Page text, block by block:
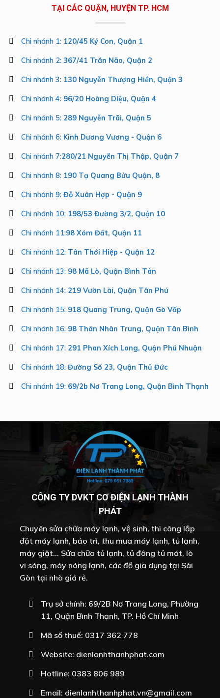
TẠI CÁC QUẬN, HUYỆN TP. HCM
Chi nhánh 1: 120/45 Ký Con, Quận 1
Chi nhánh 2: 367/41 Trần Não, Quận 2
Chi nhánh 3: 130 Nguyễn Thượng Hiền, Quận 3
Chi nhánh 4: 96/20 Hoàng Diệu, Quận 4
Chi nhánh 5: 289 Nguyễn Trãi, Quận 5
Chi nhánh 6: Kinh Dương Vương - Quận 6
Chi nhánh 7:280/21 Nguyễn Thị Thập, Quận 7
Chi nhánh 8: 190 Tạ Quang Bửu Quận, 8
Chi nhánh 9: Đỗ Xuân Hợp - Quận 9
Chi nhánh 10: 198/53 Đường 3/2, Quận 10
Chi nhánh 11:98 Xóm Đất, Quận 11
Chi nhánh 12: Tân Thới Hiệp - Quận 12
Chi nhánh 13: 98 Mã Lò, Quận Bình Tân
Chi nhánh 14: 219 Vườn Lài, Quận Tân Phú
Chi nhánh 15: 918 Quang Trung, Quận Gò Vấp
Chi nhánh 16: 98 Thân Nhân Trung, Quận Tân Bình
Chi nhánh 17: 291 Phan Xích Long, Quận Phú Nhuận
Chi nhánh 18: Đường Số 23, Quận Thủ Đức
Chi nhánh 19: 69/2b Nơ Trang Long, Quận Bình Thạnh
CÔNG TY DVKT CƠ ĐIỆN LẠNH THÀNH
PHÁT
Chuyên sửa chữa máy lạnh, vệ sinh, thi công lắp
đặt máy lạnh, bảo trì, thu mua máy lạnh, tủ lạnh,
máy giặt... Sửa chữa tủ lạnh, tủ đông tủ mát, lò
vi sóng, máy nóng lạnh, các đồ gia dụng tại Sài
Gòn tại nhà giá rẻ.
Trụ sở chính: 69/2B Nơ Trang Long, Phường
11, Quận Bình Thạnh, TP. Hồ Chí Minh
Mã số thuế: 0317 362 778
Website: dienlanhthanhphat.com
Hotline: 0383 806 989
Email: dienlanhthanhphat.vn@gmail.com